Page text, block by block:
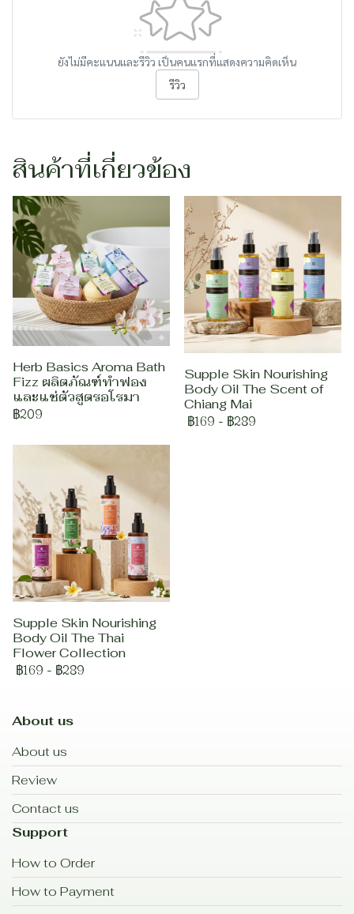
ยังไม่มีคะแนนและรีวิว เป็นคนแรกที่แสดงความคิดเห็น
รีวิว
สินค้าที่เกี่ยวข้อง
Herb Basics Aroma Bath
Fizz ผลิตภัณฑ์ทำฟอง
และแช่ตัวสูตรอโรมา
฿209
Supple Skin Nourishing
Body Oil The Scent of
Chiang Mai
฿169 - ฿289
Supple Skin Nourishing
Body Oil The Thai
Flower Collection
฿169 - ฿289
About us
About us
Review
Contact us
Support
How to Order
How to Payment